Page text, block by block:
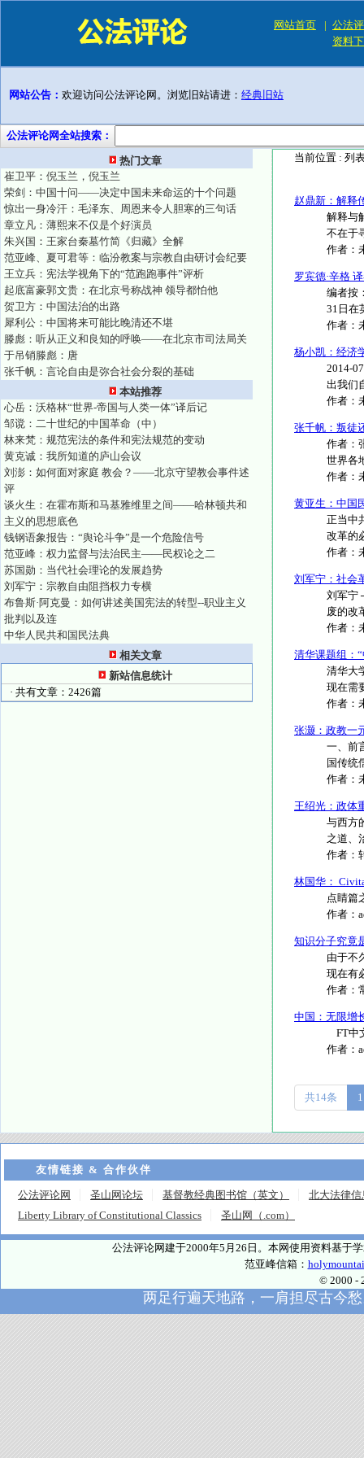
网站首页 | 公法
资料
网站公告： 欢迎访问公法评论网。浏览旧站请进： 经典旧站
公法评论网全站搜索：
热门文章
崔卫平：倪玉兰，倪玉兰
荣剑：中国十问——决定中国未来命运的十个问题
惊出一身冷汗：毛泽东、周恩来令人胆寒的三句话
章立凡：薄熙来不仅是个好演员
朱兴国：王家台秦墓竹简《归藏》全解
范亚峰、夏可君等：临汾教案与宗教自由研讨会纪要
王立兵：宪法学视角下的“范跑跑事件”评析
起底富豪郭文贵：在北京号称战神 领导都怕他
贺卫方：中国法治的出路
犀利公：中国将来可能比晚清还不堪
滕彪：听从正义和良知的呼唤——在北京市司法局关
于吊销滕彪：唐
张千帆：言论自由是弥合社会分裂的基础
本站推荐
心岳：沃格林“世界-帝国与人类一体”译后记
邹谠：二十世纪的中国革命（中）
林来梵：规范宪法的条件和宪法规范的变动
黄克诚：我所知道的庐山会议
刘澎：如何面对家庭 教会？——北京守望教会事件述
评
谈火生：在霍布斯和马基雅维里之间——哈林顿共和
主义的思想底色
钱钢语象报告：“舆论斗争”是一个危险信号
范亚峰：权力监督与法治民主——民权论之二
苏国勋：当代社会理论的发展趋势
刘军宁：宗教自由阻挡权力专横
布鲁斯·阿克曼：如何讲述美国宪法的转型--职业主义
批判以及连
中华人民共和国民法典
相关文章
新站信息统计
· 共有文章：2426篇
当前位置 : 列
赵鼎新：解释
解释与
不在于
作者：
罗宾德·辛格
编者按
31日在
作者：
杨小凯：经济
2014-
出我们
作者：
张千帆：叛徒
作者：
世界各
作者：
黄亚生：中国
正当中
改革的
作者：
刘军宁：社会
刘军宁
废的改
作者：
清华课题组：
清华大
现在需
作者：
张灏：政教一
一、前
国传统
作者：
王绍光：政体
与西方
之道、
作者：
林国华：
点睛篇
作者：
知识分子究竟
由于不
现在有
作者：
中国：无限增
FT中
作者：
共14条 1
友情链接 & 合作伙伴
公法评论网 圣山网论坛 基督教经典图书馆（英文）
北大法律信
Liberty Library of Constitutional Classics
圣山网（.com）
公法评论网建于2000年5月26日。本网使用资料基于
范亚峰信箱：
© 2000 -
两足行遍天地路，一肩担尽古今